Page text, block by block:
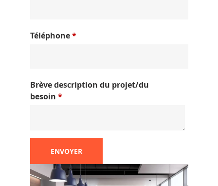
Téléphone*
Brève description du projet/du
besoin *
ENVOYER